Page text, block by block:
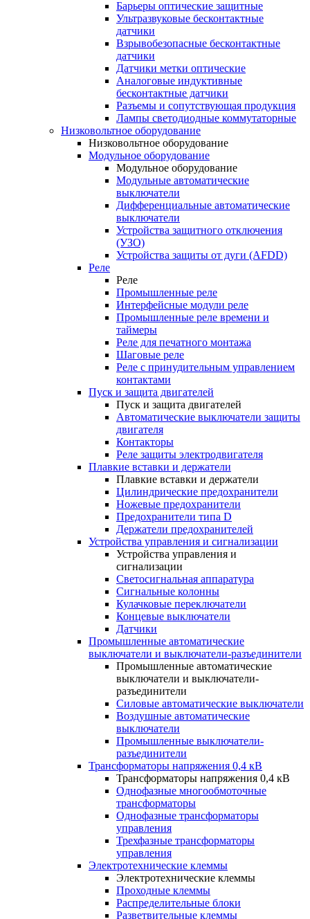
Барьеры оптические защитные
Ультразвуковые бесконтактные
датчики
Взрывобезопасные бесконтактные
датчики
Датчики метки оптические
Аналоговые индуктивные
бесконтактные датчики
Разъемы и сопутствующая продукция
Лампы светодиодные коммутаторные
Низковольтное оборудование
Низковольтное оборудование
Модульное оборудование
Модульное оборудование
Модульные автоматические
выключатели
Дифференциальные автоматические
выключатели
Устройства защитного отключения
(УЗО)
Устройства защиты от дуги (AFDD)
Реле
Реле
Промышленные реле
Интерфейсные модули реле
Промышленные реле времени и
таймеры
Реле для печатного монтажа
Шаговые реле
Реле с принудительным управлением
контактами
Пуск и защита двигателей
Пуск и защита двигателей
Автоматические выключатели защиты
двигателя
Контакторы
Реле защиты электродвигателя
Плавкие вставки и держатели
Плавкие вставки и держатели
Цилиндрические предохранители
Ножевые предохранители
Предохранители типа D
Держатели предохранителей
Устройства управления и сигнализации
Устройства управления и
сигнализации
Светосигнальная аппаратура
Сигнальные колонны
Кулачковые переключатели
Концевые выключатели
Датчики
Промышленные автоматические
выключатели и выключатели-разъединители
Промышленные автоматические
выключатели и выключатели-
разъединители
Силовые автоматические выключатели
Воздушные автоматические
выключатели
Промышленные выключатели-
разъединители
Трансформаторы напряжения 0,4 кВ
Трансформаторы напряжения 0,4 кВ
Однофазные многообмоточные
трансформаторы
Однофазные трансформаторы
управления
Трехфазные трансформаторы
управления
Электротехнические клеммы
Электротехнические клеммы
Проходные клеммы
Распределительные блоки
Разветвительные клеммы